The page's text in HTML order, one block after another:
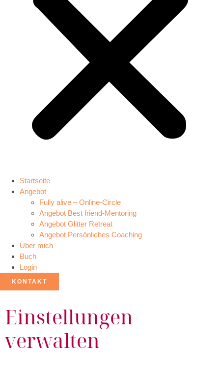
Startseite
Angebot
Fully alive – Online-Circle
Angebot Best friend-Mentoring
Angebot Glitter Retreat
Angebot Persönliches Coaching
Über mich
Buch
Login
KONTAKT
Einstellungen
verwalten